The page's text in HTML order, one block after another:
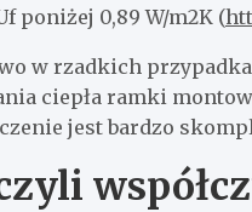
poniżej 0,89 W/m2K (
w rzadkich
ciepła ramki
jest bardzo